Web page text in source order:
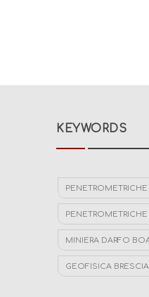
KEYWORDS
MINIERA DARFO
GEOFISICA BRESCIA